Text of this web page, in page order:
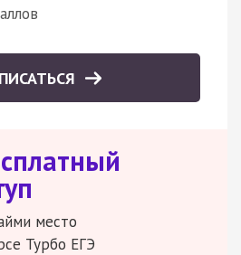
место
Турбо ЕГЭ